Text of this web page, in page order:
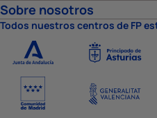
Sobre nosotros
Todos nuestros centros de FP